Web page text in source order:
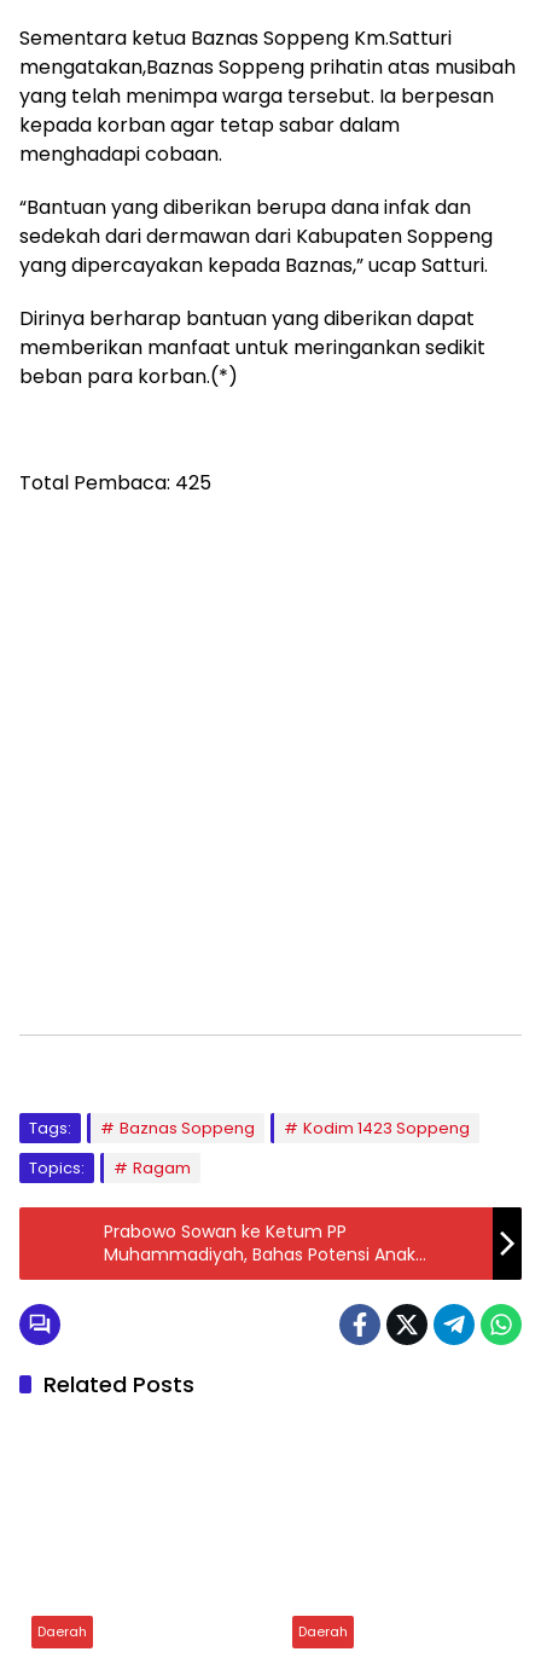
Sementara ketua Baznas Soppeng Km.Satturi
mengatakan,Baznas Soppeng prihatin atas musibah
yang telah menimpa warga tersebut. Ia berpesan
kepada korban agar tetap sabar dalam
menghadapi cobaan.
“Bantuan yang diberikan berupa dana infak dan
sedekah dari dermawan dari Kabupaten Soppeng
yang dipercayakan kepada Baznas,” ucap Satturi.
Dirinya berharap bantuan yang diberikan dapat
memberikan manfaat untuk meringankan sedikit
beban para korban.(*)
Total Pembaca: 425
Prabowo Sowan ke Ketum PP
Muhammadiyah, Bahas Potensi Anak